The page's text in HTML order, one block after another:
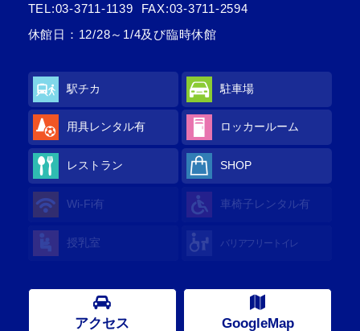
TEL:03-3711-1139
FAX:03-3711-2594
休館日：12/28～1/4及び臨時休館
駅チカ 駐車場
用具レンタル有 ロッカールーム
レストラン SHOP
Wi-Fi有 車椅子レンタル有
授乳室 バリアフリートイレ
アクセス GoogleMap